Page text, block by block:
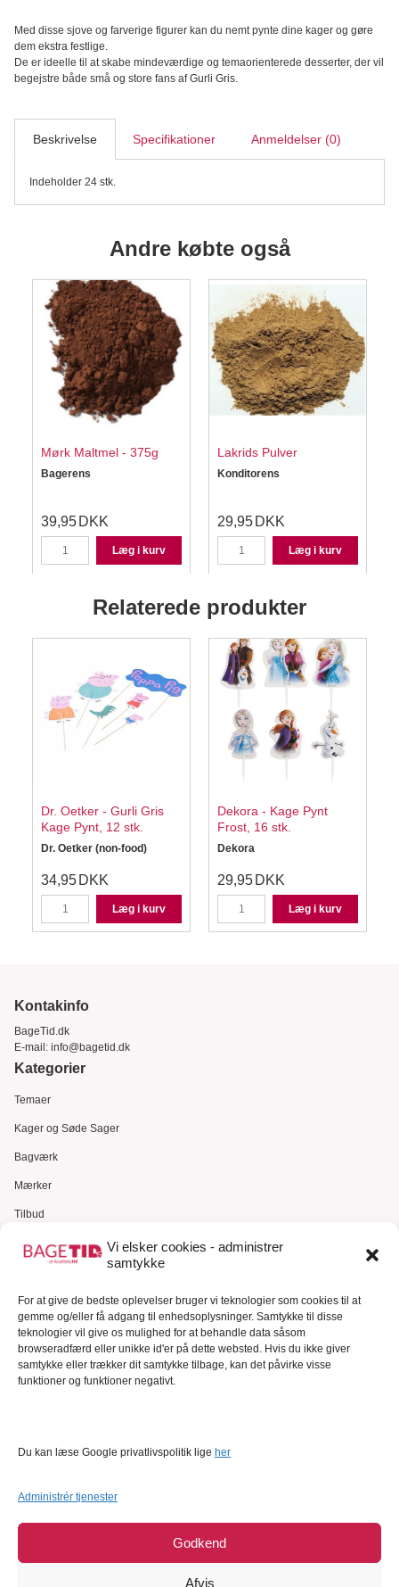
Vi elsker cookies - administrer
samtykke
For at give de bedste oplevelser bruger vi teknologier som cookies til at
gemme og/eller få adgang til enhedsoplysninger. Samtykke til disse
teknologier vil give os mulighed for at behandle data såsom
browseradfærd eller unikke id'er på dette websted. Hvis du ikke giver
samtykke eller trækker dit samtykke tilbage, kan det påvirke visse
funktioner og funktioner negativt.
Du kan læse Google privatlivspolitik lige her
Administrér tjenester
Godkend
Afvis
24
stk.
antal
Med disse sjove og farverige figurer kan du nemt pynte dine kager og gøre
dem ekstra festlige.
De er ideelle til at skabe mindeværdige og temaorienterede desserter, der vil
begejstre både små og store fans af Gurli Gris.
Beskrivelse Specifikationer Anmeldelser (0)
Indeholder 24 stk.
Andre købte også
Mørk Maltmel - 375g
Bagerens
39,95 DKK
Læg i kurv
Lakrids Pulver
Konditorens
29,95 DKK
Læg i kurv
Relaterede produkter
Dr. Oetker - Gurli Gris
Kage Pynt, 12 stk.
Dr. Oetker (non-food)
34,95 DKK
Læg i kurv
Dekora - Kage Pynt
Frost, 16 stk.
Dekora
29,95 DKK
Læg i kurv
Kontakinfo
BageTid.dk
E-mail: info@bagetid.dk
Kategorier
Temaer
Kager og Søde Sager
Bagværk
Mærker
Tilbud
Gavekort
Kundeservice
Kundeservice
FAQ – Ofte stillede spørgsmål
Om Bagetid.dk
Se Fødevarestyrelsens smiley-rapporter